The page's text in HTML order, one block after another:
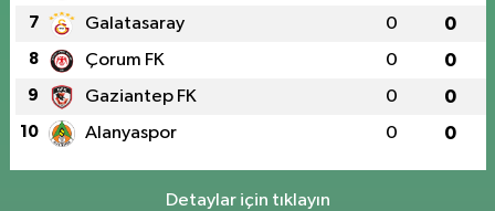
7 Galatasaray 0 0
8 Çorum FK 0 0
9 Gaziantep FK 0 0
10 Alanyaspor 0 0
Detaylar için tıklayın